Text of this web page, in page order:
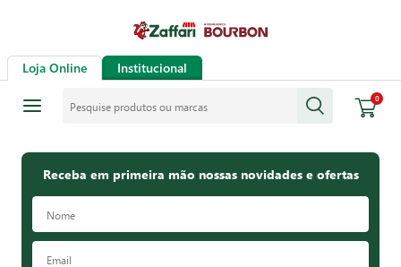
Loja Online Institucional
0
Receba em primeira mão nossas novidades e ofertas